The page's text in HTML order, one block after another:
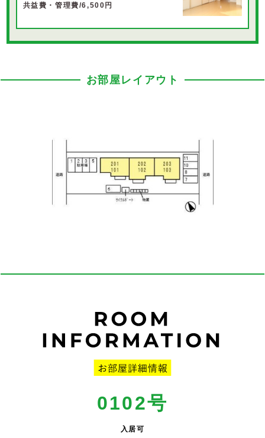
共益費・管理費/6,500円
お部屋レイアウト
0102号
入居可